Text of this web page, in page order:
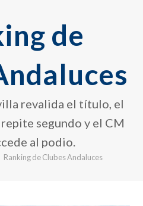
de
revalida el título, el
segundo y el CM
al podio.
Ranking de Clubes Andaluces